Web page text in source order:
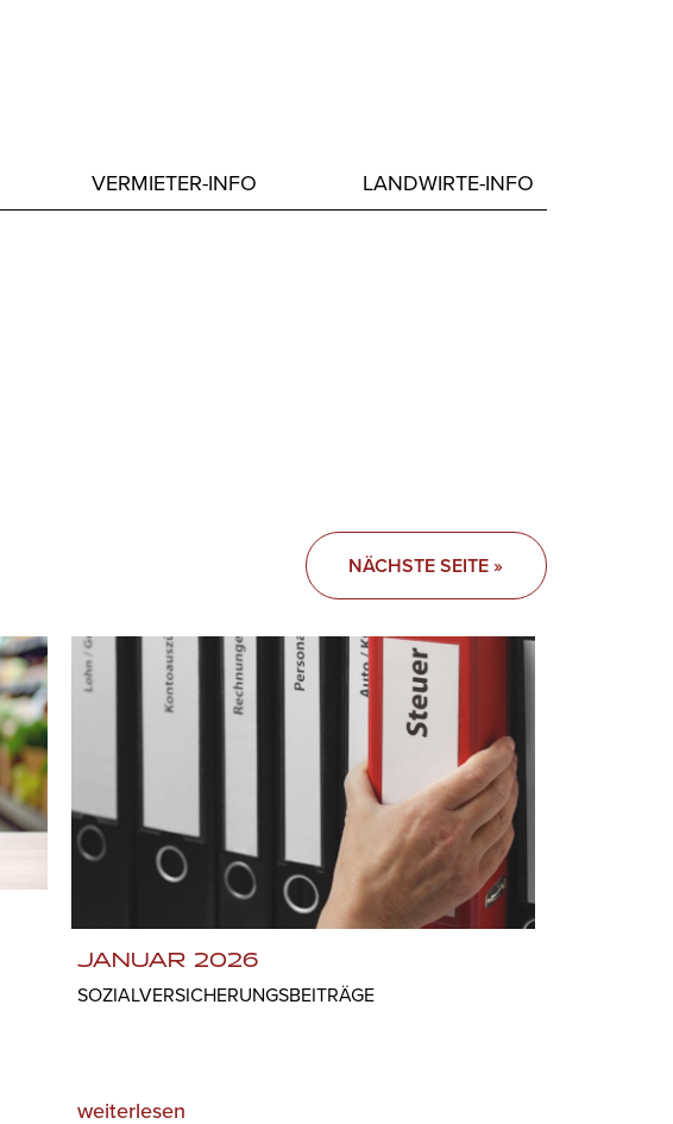
VERMIETER-INFO LANDWIRTE-INFO
NÄCHSTE SEITE »
JANUAR 2026
SOZIALVERSICHERUNGSBEITRÄGE
weiterlesen